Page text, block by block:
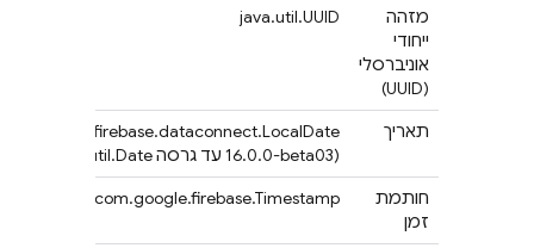
מזהה
ייחודי
אוניברסלי
(UUID)
java.util.UUID
תאריך
(היה java.util.Date עד גרסה ‎16.0.0-beta03)
חותמת
זמן
com.google.firebase.Timestamp